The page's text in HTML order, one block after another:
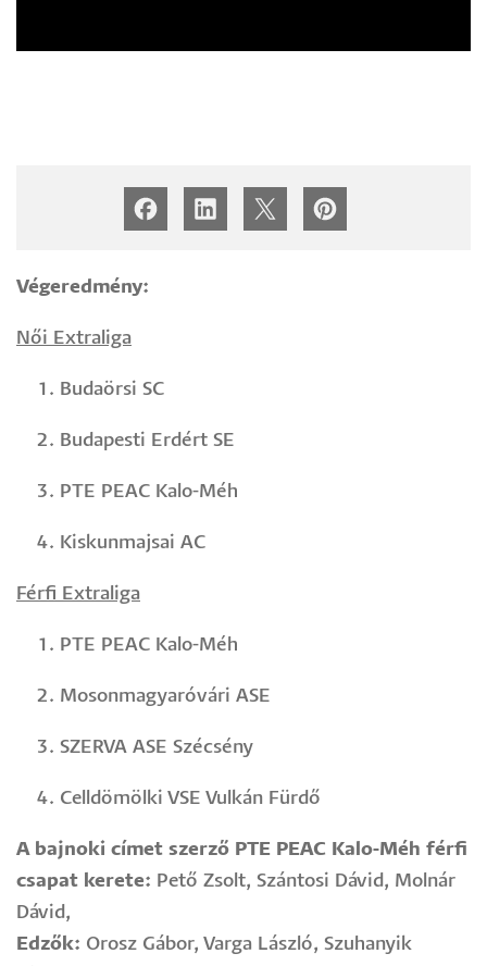
Végeredmény:
Női Extraliga
Budaörsi SC
Budapesti Erdért SE
PTE PEAC Kalo-Méh
Kiskunmajsai AC
Férfi Extraliga
PTE PEAC Kalo-Méh
Mosonmagyaróvári ASE
SZERVA ASE Szécsény
Celldömölki VSE Vulkán Fürdő
A bajnoki címet szerző PTE PEAC Kalo-Méh férfi
csapat kerete: Pető Zsolt, Szántosi Dávid, Molnár
Dávid,
Edzők: Orosz Gábor, Varga László, Szuhanyik